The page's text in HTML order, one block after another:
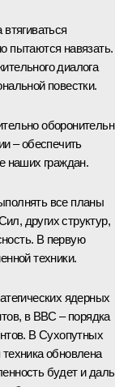
пытаются навязать.
диалога
повестки.
– обеспечить
наших граждан.
все планы
других структур,
В первую
техники.
ядерных
в ВВС – порядка
В Сухопутных
обновлена
будет и